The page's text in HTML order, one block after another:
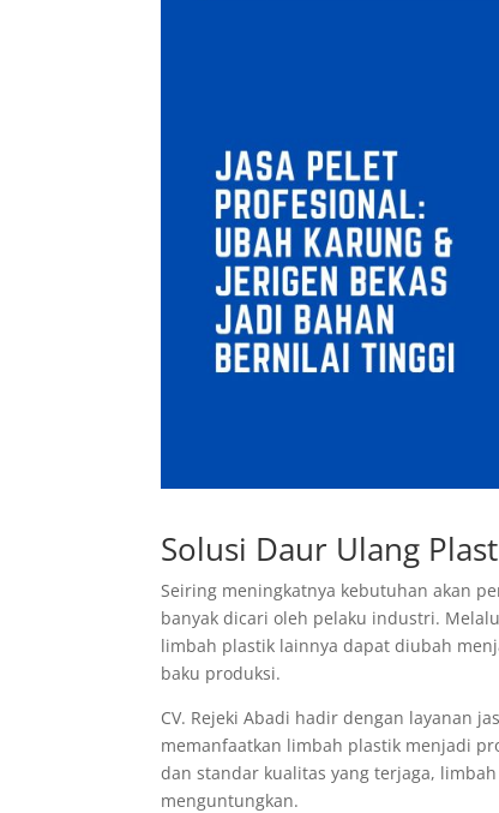
Solusi Daur Ulang
Seiring meningkatnya kebutuhan akan
banyak dicari oleh pelaku industri.
limbah plastik lainnya dapat diubah
baku produksi.
CV. Rejeki Abadi hadir dengan layanan
memanfaatkan limbah plastik menjadi
dan standar kualitas yang terjaga,
menguntungkan.